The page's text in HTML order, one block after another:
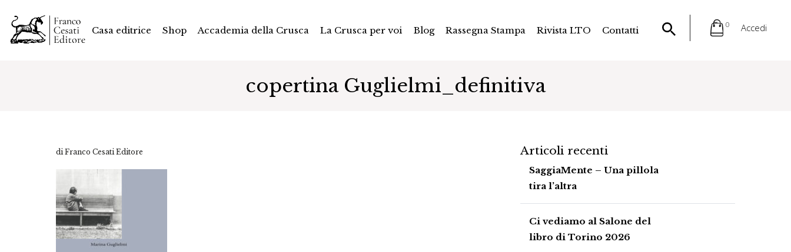
Casa editrice Shop Accademia della Crusca La Crusca per voi Blog Rassegna Stampa Rivista LTO Contatti
0 Accedi
copertina Guglielmi_definitiva
di Franco Cesati Editore Articoli recenti
SaggiaMente – Una pillola
tira l’altra
Ci vediamo al Salone del
libro di Torino 2026